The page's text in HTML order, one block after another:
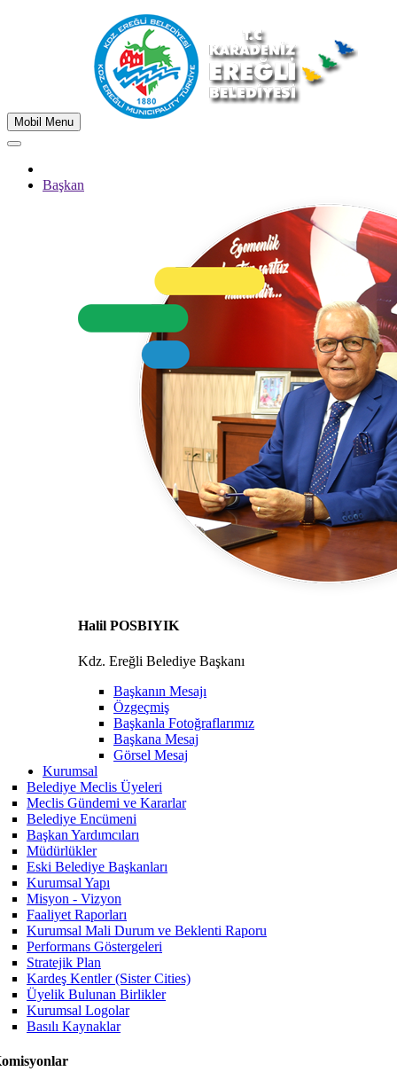
Mobil Menu
Başkan
Halil POSBIYIK
Kdz. Ereğli Belediye Başkanı
Başkanın Mesajı
Özgeçmiş
Başkanla Fotoğraflarımız
Başkana Mesaj
Görsel Mesaj
Kurumsal
Belediye Meclis Üyeleri
Meclis Gündemi ve Kararlar
Belediye Encümeni
Başkan Yardımcıları
Müdürlükler
Eski Belediye Başkanları
Kurumsal Yapı
Misyon - Vizyon
Faaliyet Raporları
Kurumsal Mali Durum ve Beklenti Raporu
Performans Göstergeleri
Stratejik Plan
Kardeş Kentler (Sister Cities)
Üyelik Bulunan Birlikler
Kurumsal Logolar
Basılı Kaynaklar